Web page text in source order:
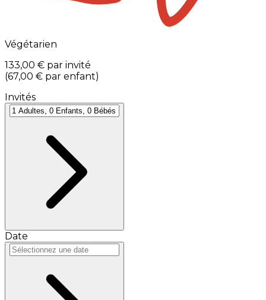
Végétarien
133,00 € par invité
(67,00 € par enfant)
Invités
Date